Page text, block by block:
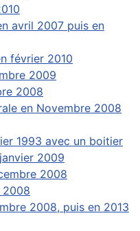
avril 2007 puis en
février 2010
2009
2008
en Novembre 2008
1993 avec un boitier
2009
2008
2008
2008, puis en 2013